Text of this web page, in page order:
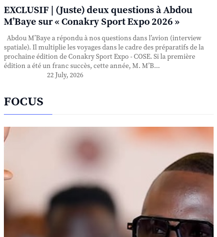
EXCLUSIF | (Juste) deux questions à Abdou
M’Baye sur « Conakry Sport Expo 2026 »
Abdou M’Baye a répondu à nos questions dans l’avion (interview
spatiale). Il multiplie les voyages dans le cadre des préparatifs de la
prochaine édition de Conakry Sport Expo - COSE. Si la première
édition a été un franc succès, cette année, M. M’B...
22 July, 2026
FOCUS